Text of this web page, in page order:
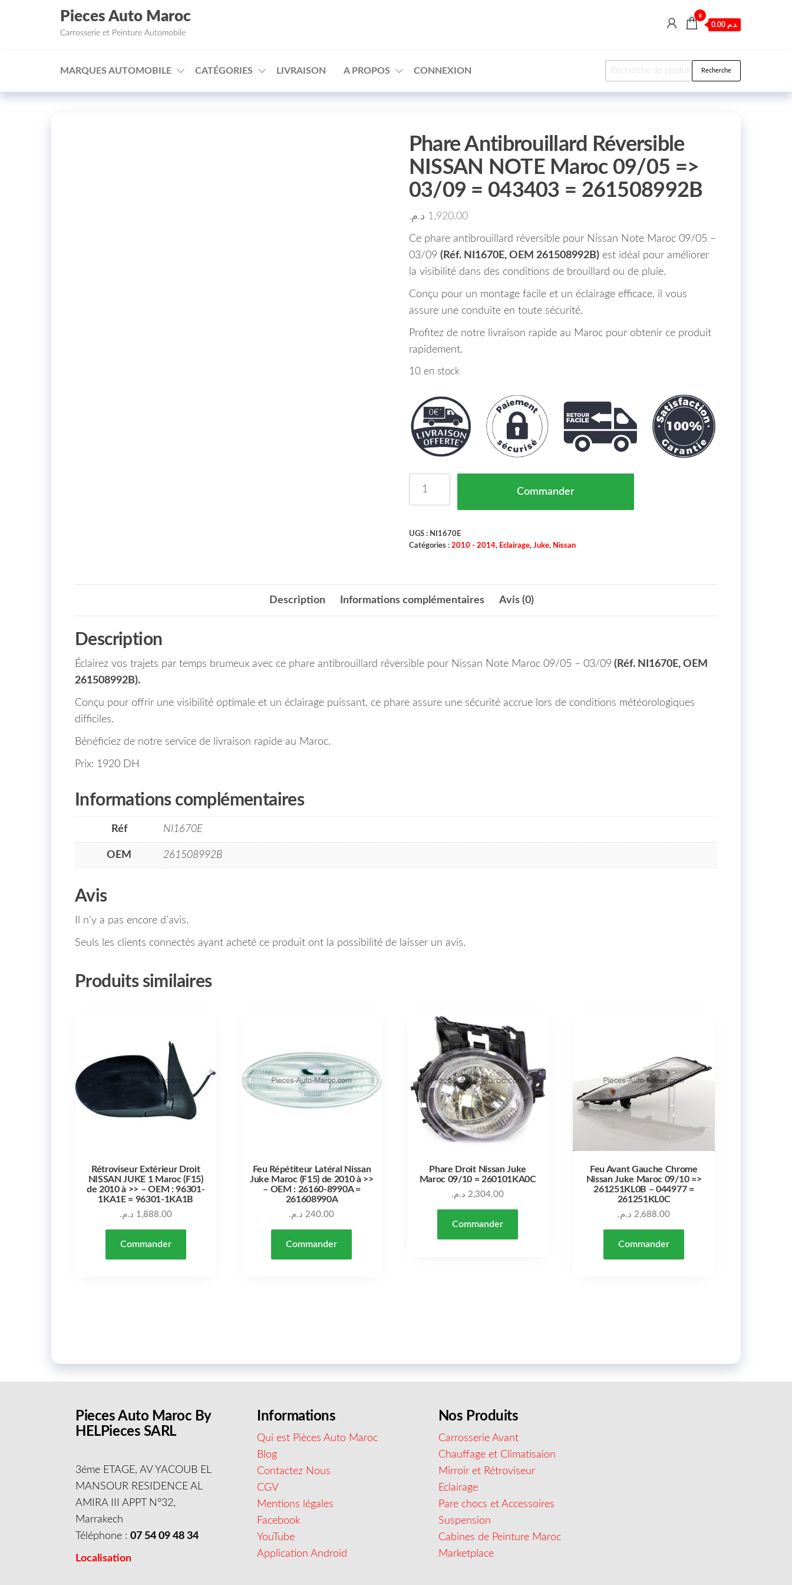
□
Aller au contenu
Pieces Auto Maroc
Carrosserie et Peinture Automobile
0
0.00 د.م.
MARQUES AUTOMOBILE CATÉGORIES LIVRAISON A PROPOS CONNEXION Recherche pour : Recherche
Phare Antibrouillard Réversible
NISSAN NOTE Maroc 09/05 =>
03/09 = 043403 = 261508992B
1,920.00 د.م.
Ce phare antibrouillard réversible pour Nissan Note Maroc 09/05 –
03/09 (Réf. NI1670E, OEM 261508992B)est idéal pour améliorer
la visibilité dans des conditions de brouillard ou de pluie.
Conçu pour un montage facile et un éclairage efficace, il vous
assure une conduite en toute sécurité.
Profitez de notre livraison rapide au Maroc pour obtenir ce produit
rapidement.
10 en stock
Commander
UGS : NI1670E
Catégories : 2010 - 2014, Eclairage, Juke, Nissan
Description Informations complémentaires Avis (0)
Description
Éclairez vos trajets par temps brumeux avec ce phare antibrouillard réversible pour Nissan Note Maroc 09/05 – 03/09 (Réf. NI1670E, OEM
261508992B).
Conçu pour offrir une visibilité optimale et un éclairage puissant, ce phare assure une sécurité accrue lors de conditions météorologiques
difficiles.
Bénéficiez de notre service de livraison rapide au Maroc.
Prix: 1920 DH
Informations complémentaires
Réf NI1670E
OEM 261508992B
Avis
Il n’y a pas encore d’avis.
Seuls les clients connectés ayant acheté ce produit ont la possibilité de laisser un avis.
Produits similaires
Rétroviseur Extérieur Droit
NISSAN JUKE 1 Maroc (F15)
de 2010 à >> – OEM : 96301-
1KA1E = 96301-1KA1B
1,888.00 د.م.
Commander
Feu Répétiteur Latéral Nissan
Juke Maroc (F15) de 2010 à >>
– OEM : 26160-8990A =
261608990A
240.00 د.م.
Commander
Phare Droit Nissan Juke
Maroc 09/10 = 260101KA0C
2,304.00 د.م.
Commander
Feu Avant Gauche Chrome
Nissan Juke Maroc 09/10 =>
261251KL0B – 044977 =
261251KL0C
2,688.00 د.م.
Commander
Pieces Auto Maroc By
HELPieces SARL
3éme ETAGE, AV YACOUB EL
MANSOUR RESIDENCE AL
AMIRA III APPT N°32,
Marrakech
Téléphone :07 54 09 48 34
Localisation
Informations
Qui est Pièces Auto Maroc
Blog
Contactez Nous
CGV
Mentions légales
Facebook
YouTube
Application Android
Nos Produits
Carrosserie Avant
Chauffage et Climatisaion
Mirroir et Rétroviseur
Eclairage
Pare chocs et Accessoires
Suspension
Cabines de Peinture Maroc
Marketplace